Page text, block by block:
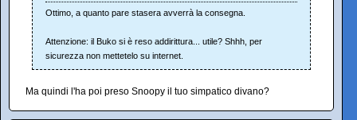
Ottimo, a quanto pare stasera avverrà la consegna.
Attenzione: il Buko si è reso addirittura... utile? Shhh, per
sicurezza non mettetelo su internet.
Ma quindi l'ha poi preso Snoopy il tuo simpatico divano?